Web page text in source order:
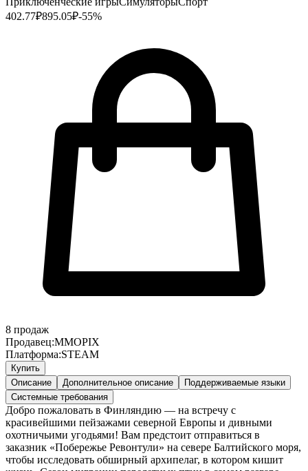
402.77₽895.05₽-55%
8 продаж
Продавец:MMOPIX
Платформа:STEAM
Купить
Описание
Дополнительное описание
Поддерживаемые языки
Системные требования
Добро пожаловать в Финляндию — на встречу с
красивейшими пейзажами северной Европы и дивными
охотничьими угодьями! Вам предстоит отправиться в
заказник «Побережье Ревонтули» на севере Балтийского моря,
чтобы исследовать обширный архипелаг, в котором кишит